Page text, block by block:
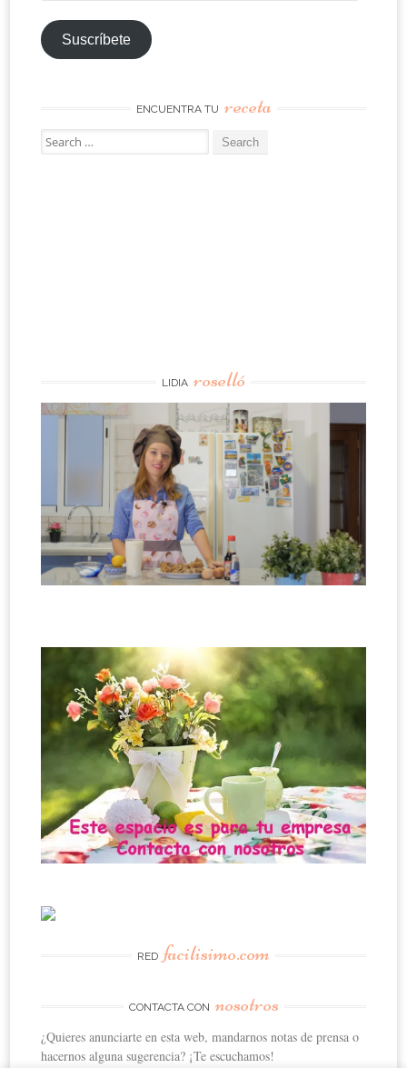
Suscríbete
ENCUENTRA TU receta
Search
for:
LIDIA roselló
RED facilisimo.com
CONTACTA CON nosotros
¿Quieres anunciarte en esta web, mandarnos notas de prensa o
hacernos alguna sugerencia? ¡Te escuchamos!